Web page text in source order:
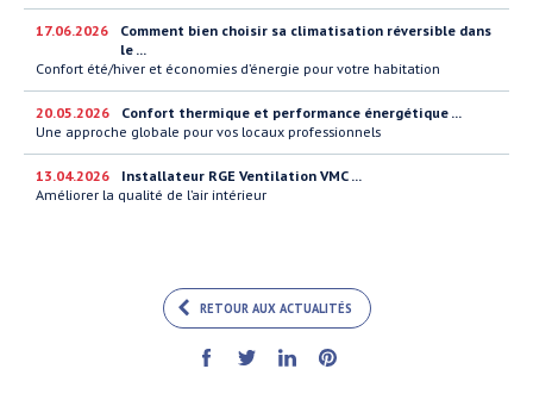
17.06.2026
Comment bien choisir sa climatisation réversible dans
le ...
Confort été/hiver et économies d’énergie pour votre habitation
20.05.2026
Confort thermique et performance énergétique ...
Une approche globale pour vos locaux professionnels
13.04.2026
Installateur RGE Ventilation VMC ...
Améliorer la qualité de l’air intérieur
RETOUR AUX ACTUALITÉS